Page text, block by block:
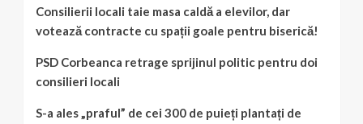
Consilierii locali taie masa caldă a elevilor, dar
votează contracte cu spații goale pentru biserică!
PSD Corbeanca retrage sprijinul politic pentru doi
consilieri locali
S-a ales „praful” de cei 300 de puieți plantați de